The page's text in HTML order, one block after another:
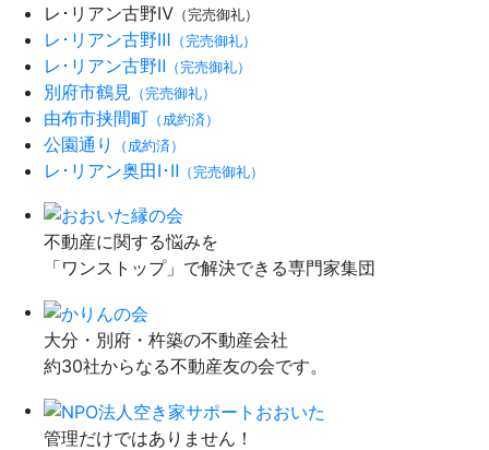
レ･リアン古野Ⅳ （完売御礼）
レ･リアン古野Ⅲ （完売御礼）
レ･リアン古野Ⅱ （完売御礼）
別府市鶴見 （完売御礼）
由布市挟間町 （成約済）
公園通り （成約済）
レ･リアン奥田Ⅰ･Ⅱ （完売御礼）
不動産に関する悩みを
「ワンストップ」で解決できる専門家集団
大分・別府・杵築の不動産会社
約30社からなる不動産友の会です。
管理だけではありません！